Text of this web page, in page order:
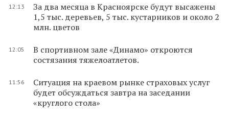
12:13
За два месяца в Красноярске будут высажены
1,5 тыс. деревьев, 5 тыс. кустарников и около 2
млн. цветов
12:05
В спортивном зале «Динамо» откроются
состязания тяжелоатлетов.
11:56
Ситуация на краевом рынке страховых услуг
будет обсуждаться завтра на заседании
«круглого стола»